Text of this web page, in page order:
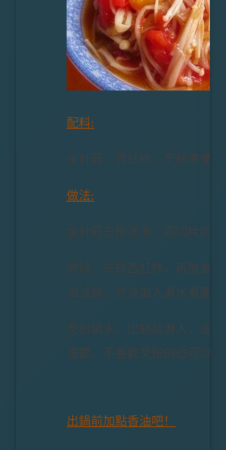
配料:
金針菇、西紅柿、芡粉準備
做法:
金針菇去根洗凈，同切片的
熱鍋，先放西紅柿，再放金
加油鹽，然後加入清水煮開；
芡粉調水，出鍋前淋入，這
濃鬱。不喜歡芡粉的也可以
出鍋前加點香油吧！